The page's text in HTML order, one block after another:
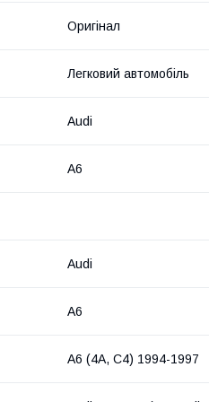
Оригінал
Легковий автомобіль
Audi
A6
Audi
A6
A6 (4A, C4) 1994-1997